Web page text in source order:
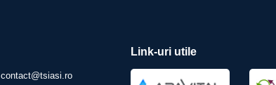
contact@tsiasi.ro
Link-uri utile